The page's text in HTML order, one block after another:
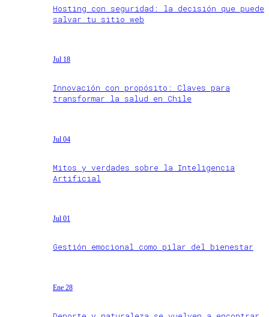
Hosting con seguridad: la decisión que puede
salvar tu sitio web
Jul 18
Innovación con propósito: Claves para
transformar la salud en Chile
Jul 04
Mitos y verdades sobre la Inteligencia
Artificial
Jul 01
Gestión emocional como pilar del bienestar
Ene 28